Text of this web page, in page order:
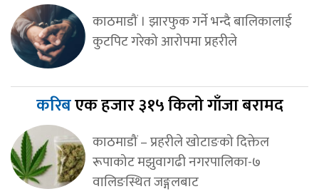
काठमाडौं । झारफुक गर्ने भन्दै बालिकालाई
कुटपिट गरेको आरोपमा प्रहरीले
करिबएक हजार ३१५ किलो गाँजा बरामद
काठमाडौं – प्रहरीले खोटाङको दिक्तेल
रूपाकोट मझुवागढी नगरपालिका-७
वालिङस्थित जङ्गलबाट